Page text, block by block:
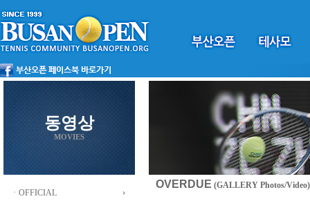
동영상
MOVIES
ㆍOFFICIAL
OVERDUE (GALLERY Photos/Video)